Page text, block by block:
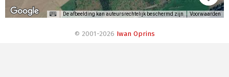
De afbeelding kan auteursrechtelijk beschermd zijn Voorwaarden
© 2001-2026 Iwan Oprins